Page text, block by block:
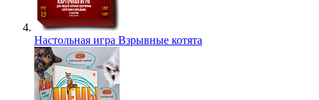
Настольная игра Взрывные котята